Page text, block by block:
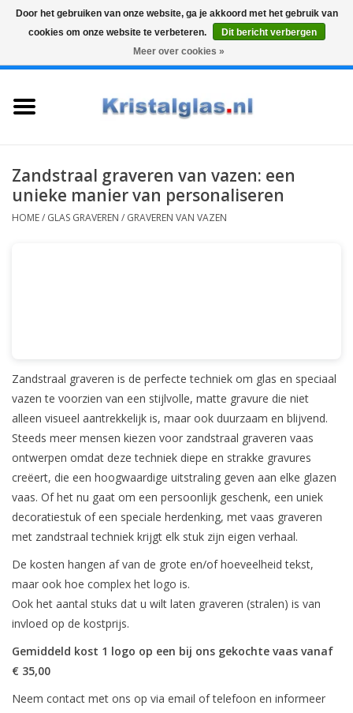
Graveren
Karaffen
Bar & Wijn
Zandstraal graveren van vazen: een
unieke manier van personaliseren
HOME/ GLAS GRAVEREN / GRAVEREN VAN VAZEN
Zandstraal graveren is de perfecte techniek om glas en speciaal
vazen te voorzien van een stijlvolle, matte gravure die niet
alleen visueel aantrekkelijk is, maar ook duurzaam en blijvend.
Steeds meer mensen kiezen voor zandstraal graveren vaas
ontwerpen omdat deze techniek diepe en strakke gravures
creëert, die een hoogwaardige uitstraling geven aan elke glazen
vaas. Of het nu gaat om een persoonlijk geschenk, een uniek
decoratiestuk of een speciale herdenking, met vaas graveren
met zandstraal techniek krijgt elk stuk zijn eigen verhaal.
De kosten hangen af van de grote en/of hoeveelheid tekst,
maar ook hoe complex het logo is.
Ook het aantal stuks dat u wilt laten graveren (stralen) is van
invloed op de kostprijs.
Gemiddeld kost 1 logo op een bij ons gekochte vaas vanaf
€ 35,00
Neem contact met ons op via email of telefoon en informeer
Door het gebruiken van onze website, ga je akkoord met het gebruik van
cookies om onze website te verbeteren.
Dit bericht verbergen
Meer over cookies »